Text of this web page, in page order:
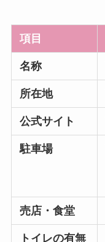
項目
名称
所在地
公式サイト
駐車場
売店・食堂
トイレの有無